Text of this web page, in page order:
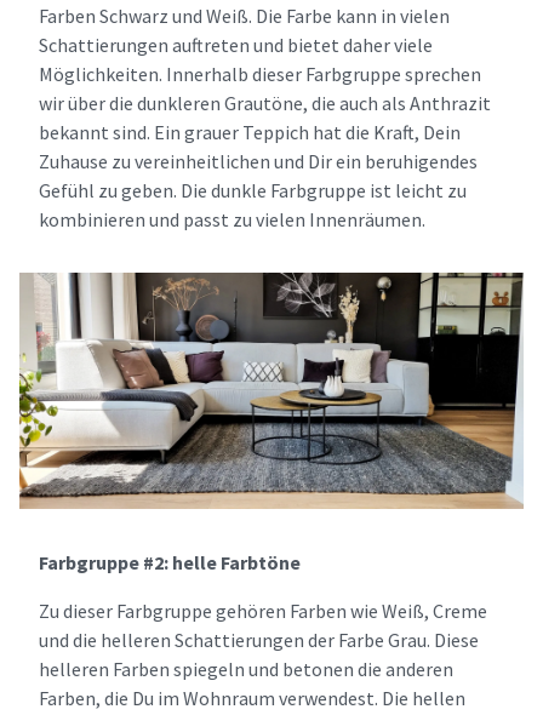
Farben Schwarz und Weiß. Die Farbe kann in vielen
Schattierungen auftreten und bietet daher viele
Möglichkeiten. Innerhalb dieser Farbgruppe sprechen
wir über die dunkleren Grautöne, die auch als Anthrazit
bekannt sind. Ein grauer Teppich hat die Kraft, Dein
Zuhause zu vereinheitlichen und Dir ein beruhigendes
Gefühl zu geben. Die dunkle Farbgruppe ist leicht zu
kombinieren und passt zu vielen Innenräumen.
Farbgruppe #2: helle Farbtöne
Zu dieser Farbgruppe gehören Farben wie Weiß, Creme
und die helleren Schattierungen der Farbe Grau. Diese
helleren Farben spiegeln und betonen die anderen
Farben, die Du im Wohnraum verwendest. Die hellen